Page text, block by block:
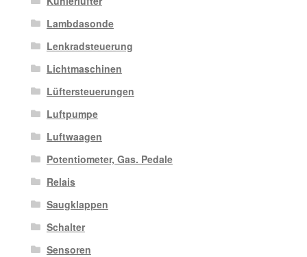
Lambdasonde
Lenkradsteuerung
Lichtmaschinen
Lüftersteuerungen
Luftpumpe
Luftwaagen
Potentiometer, Gas. Pedale
Relais
Saugklappen
Schalter
Sensoren